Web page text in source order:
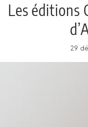
Les éditions
29